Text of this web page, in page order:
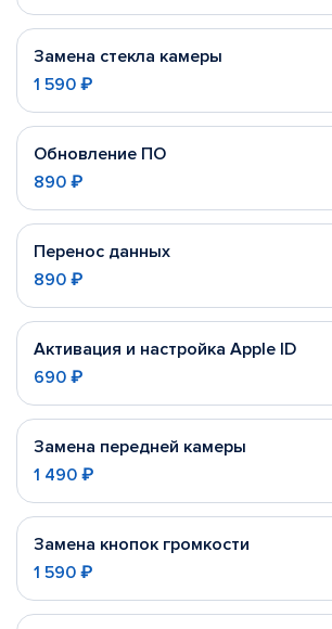
Замена стекла камеры
1 590 ₽
Обновление ПО
890 ₽
Перенос данных
890 ₽
Активация и настройка Apple ID
690 ₽
Замена передней камеры
1 490 ₽
Замена кнопок громкости
1 590 ₽